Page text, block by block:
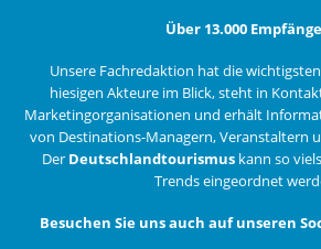
Über 13.000
Unsere Fachredaktion hat die
hiesigen Akteure im Blick, steht in
Marketingorganisationen und erhält
von Destinations-Managern, Veranstaltern
Der Deutschlandtourismus kann so
Trends eingeordnet
Besuchen Sie uns auch auf unseren